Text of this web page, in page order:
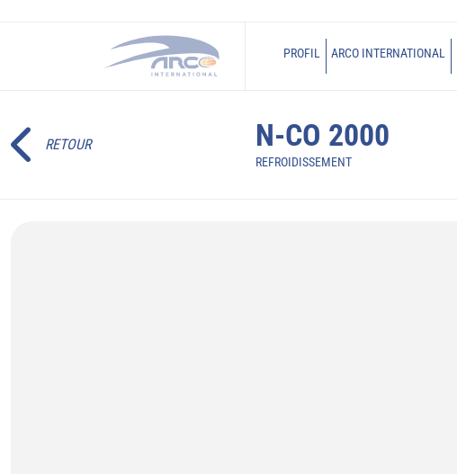
PROFIL ARCO INTERNATIONAL
RETOUR N-CO 2000
REFROIDISSEMENT